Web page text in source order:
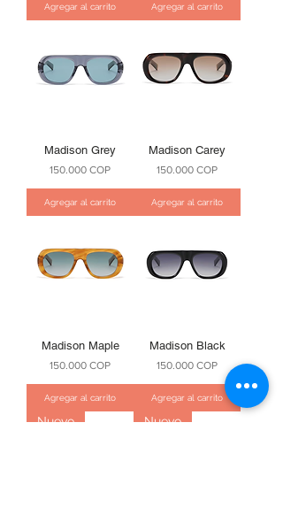
Agregar al carrito Agregar al carrito
Madison Grey
Precio
150.000 COP
Agregar al carrito
Madison Carey
Precio
150.000 COP
Agregar al carrito
Madison Maple
Precio
150.000 COP
Agregar al carrito
Madison Black
Precio
150.000 COP
Agregar al carrito
Nuevo Nuevo